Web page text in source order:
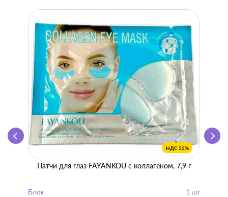
НДС 22%
Патчи для глаз FAYANKOU с коллагеном, 7,9 г
Блок 1 шт